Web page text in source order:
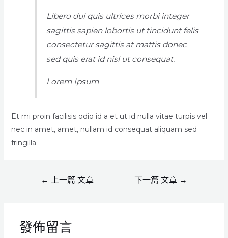
Libero dui quis ultrices morbi integer
sagittis sapien lobortis ut tincidunt felis
consectetur sagittis at mattis donec
sed quis erat id nisl ut consequat.
Lorem Ipsum
Et mi proin facilisis odio id a et ut id nulla vitae turpis vel
nec in amet, amet, nullam id consequat aliquam sed
fringilla
← 上一篇 文章 下一篇 文章 →
發佈留言